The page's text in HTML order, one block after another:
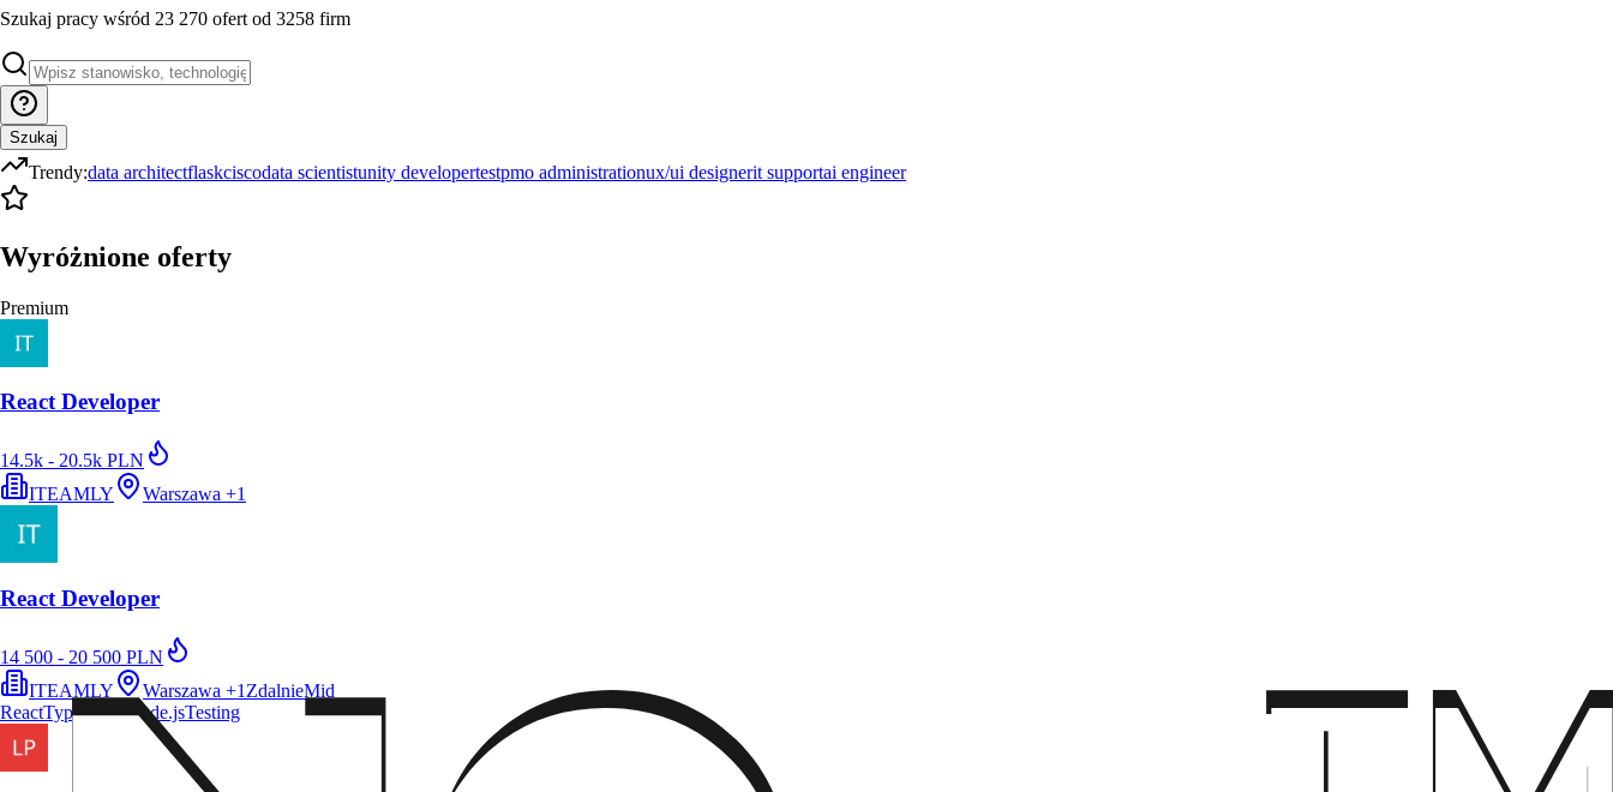
Szukaj pracy wśród 23 270 ofert od 3258 firm
Szukaj
Trendy:data architectflaskciscodata scientistunity developertestpmo administrationux/ui designerit supportai engineer
Wyróżnione oferty
Premium
React Developer
14.5k - 20.5k PLN
ITEAMLY
Warszawa +1
React Developer
14 500 - 20 500 PLN
ITEAMLY
Warszawa +1 ZdalnieMid
ReactTypeScriptNode.jsTesting